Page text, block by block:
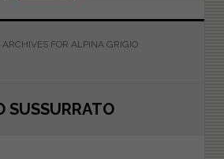
ARCHIVES FOR ALPINA GRIGIO
SUSSURRATO